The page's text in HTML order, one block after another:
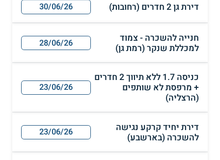
דירת גן 2 חדרים (רחובות) 30/06/26
חנייה להשכרה - צמוד
למכללת שנקר (רמת גן)
28/06/26
כניסה 1.7 ללא תיווך 2 חדרים
+ מרפסת לא שותפים
(הרצליה)
23/06/26
דירת יחיד קרקע נגישה
להשכרה (בארשבע)
23/06/26